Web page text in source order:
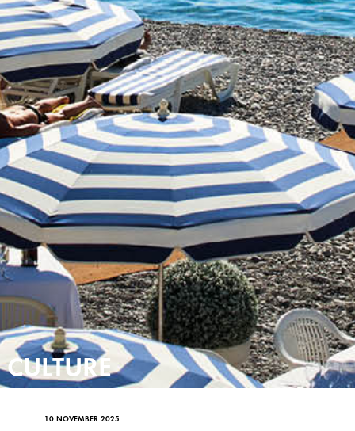
CULTURE
10 NOVEMBER 2025